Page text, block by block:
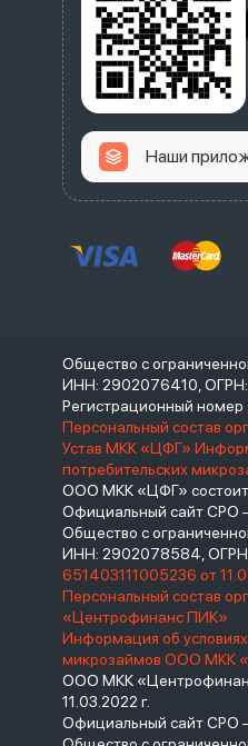
Наши
Общество с
ИНН: 2902076410, ОГРН:
Регистрационный
Персональный состав
Устав МКК «ЦФГ»
потребительских
ООО МКК «ЦФГ» состоит
Официальный сайт СРО
Общество с
ИНН: 2902078584, ОГРН:
651403111005236 от
Персональный состав
«Центрофинанс ПИК»
Информация об
микрозаймов ООО МКК
ООО МКК
11.03.2022 г.
Официальный сайт СРО